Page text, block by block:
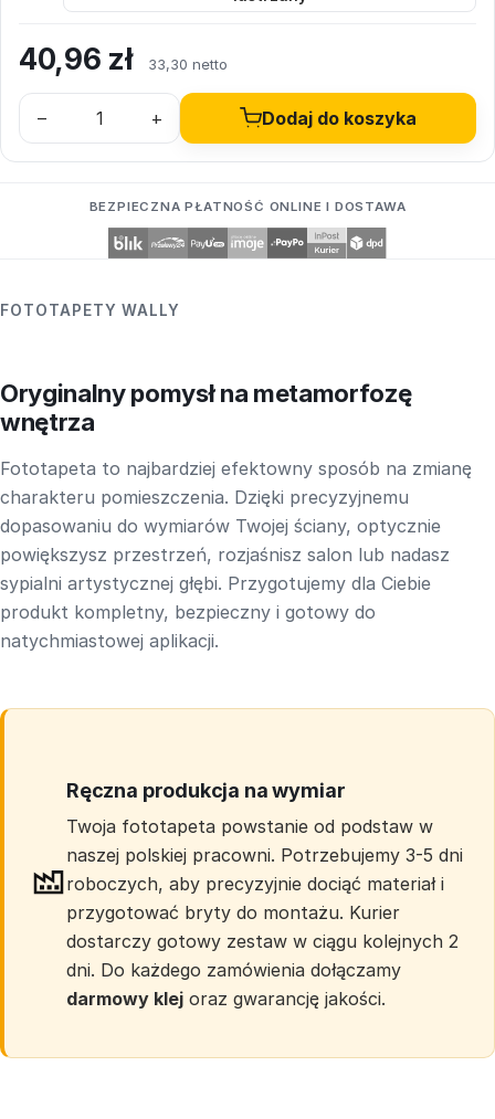
40,96 zł 33,30 netto
– + Dodaj do koszyka
BEZPIECZNA PŁATNOŚĆ ONLINE I DOSTAWA
FOTOTAPETY WALLY
Oryginalny pomysł na metamorfozę
wnętrza
Fototapeta to najbardziej efektowny sposób na zmianę
charakteru pomieszczenia. Dzięki precyzyjnemu
dopasowaniu do wymiarów Twojej ściany, optycznie
powiększysz przestrzeń, rozjaśnisz salon lub nadasz
sypialni artystycznej głębi. Przygotujemy dla Ciebie
produkt kompletny, bezpieczny i gotowy do
natychmiastowej aplikacji.
Ręczna produkcja na wymiar
Twoja fototapeta powstanie od podstaw w
naszej polskiej pracowni. Potrzebujemy 3-5 dni
roboczych, aby precyzyjnie dociąć materiał i
przygotować bryty do montażu. Kurier
dostarczy gotowy zestaw w ciągu kolejnych 2
dni. Do każdego zamówienia dołączamy
darmowy klej oraz gwarancję jakości.